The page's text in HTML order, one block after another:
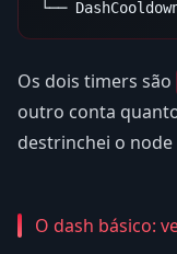
Os dois timers são
outro conta
destrinchei o
O dash básico: